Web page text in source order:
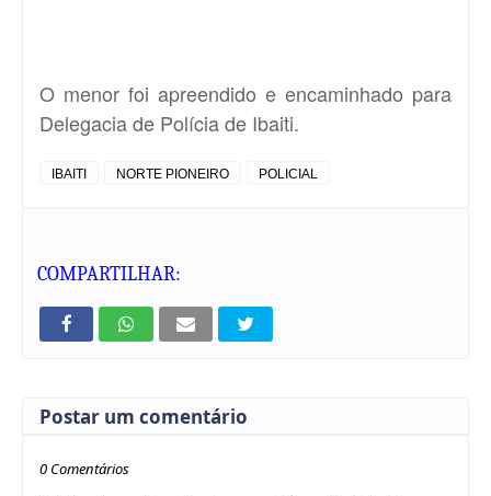
O menor foi apreendido e encaminhado para
Delegacia de Polícia de Ibaiti.
IBAITI NORTE PIONEIRO POLICIAL
COMPARTILHAR:
Postar um comentário
0 Comentários